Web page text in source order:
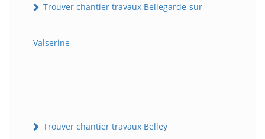
Trouver chantier travaux Bellegarde-sur-
Valserine
Trouver chantier travaux Belley